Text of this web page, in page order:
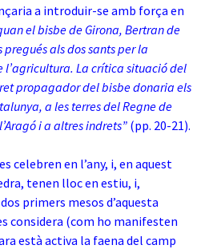
a introduir-se amb força en
el bisbe de Girona, Bertran de
als dos sants per la
La crítica situació del
propagador del bisbe donaria els
a les terres del Regne de
i a altres indrets” (pp. 20-21).
celebren en l’any, i, en aquest
tenen lloc en estiu, i,
primers mesos d’aquesta
considera (com ho manifesten
està activa la faena del camp